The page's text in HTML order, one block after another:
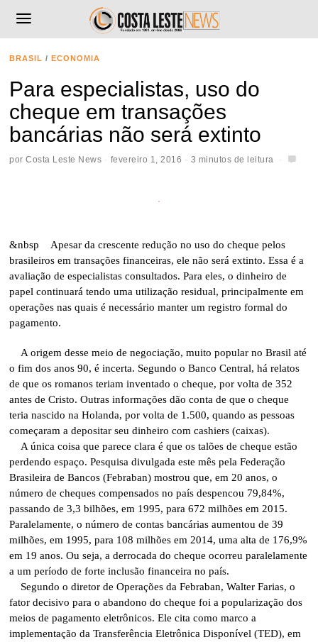
BRASIL / ECONOMIA
Para especialistas, uso do
cheque em transações
bancárias não será extinto
porCosta Leste News fevereiro 1, 2016 3 minutos de leitura
&nbsp Apesar da crescente redução no uso do cheque pelos
brasileiros em transações financeiras, ele não será extinto. Essa é a
avaliação de especialistas consultados. Para eles, o dinheiro de
papel continuará tendo uma utilização residual, principalmente em
operações nas quais é necessário manter um registro formal do
pagamento.
A origem desse meio de negociação, muito popular no Brasil até
o fim dos anos 90, é incerta. Segundo o Banco Central, há relatos
de que os romanos teriam inventado o cheque, por volta de 352
antes de Cristo. Outras informações dão conta de que o cheque
teria nascido na Holanda, por volta de 1.500, quando as pessoas
começaram a depositar seu dinheiro com cashiers (caixas).
A única coisa que parece clara é que os talões de cheque estão
perdendo espaço. Pesquisa divulgada este mês pela Federação
Brasileira de Bancos (Febraban) mostrou que, em 20 anos, o
número de cheques compensados no país despencou 79,84%,
passando de 3,3 bilhões, em 1995, para 672 milhões em 2015.
Paralelamente, o número de contas bancárias aumentou de 39
milhões, em 1995, para 108 milhões em 2014, uma alta de 176,9%
em 19 anos. Ou seja, a derrocada do cheque ocorreu paralelamente
a um período de forte inclusão financeira no país.
Segundo o diretor de Operações da Febraban, Walter Farias, o
fator decisivo para o abandono do cheque foi a popularização dos
meios de pagamento eletrônicos. Ele cita como marco a
implementação da Transferência Eletrônica Disponível (TED), em